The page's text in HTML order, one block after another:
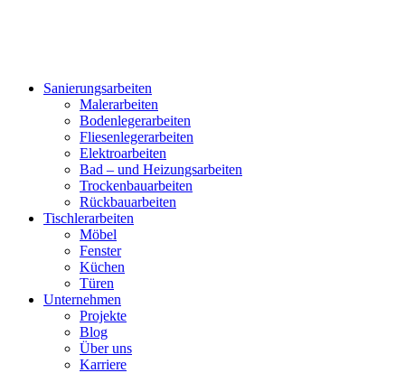
Sanierungsarbeiten
Malerarbeiten
Bodenlegerarbeiten
Fliesenlegerarbeiten
Elektroarbeiten
Bad – und Heizungsarbeiten
Trockenbauarbeiten
Rückbauarbeiten
Tischlerarbeiten
Möbel
Fenster
Küchen
Türen
Unternehmen
Projekte
Blog
Über uns
Karriere